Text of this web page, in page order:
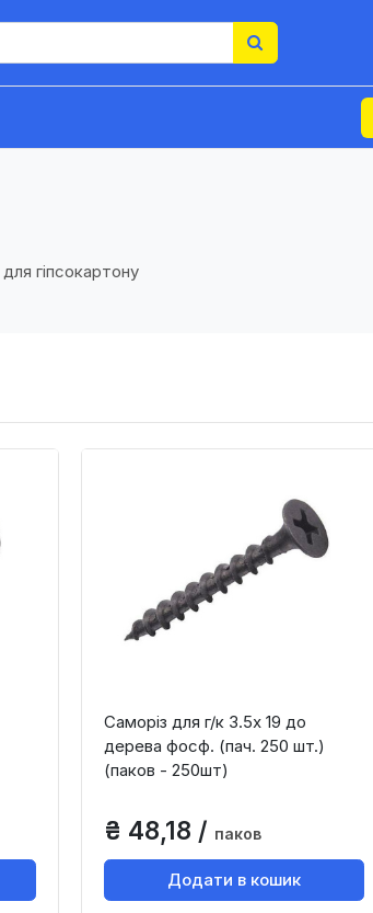
гіпсокартону
Саморіз для г/к 3.5х 19 до
дерева фосф. (пач. 250 шт.)
(паков - 250шт)
₴ 48,18 / паков
Додати в кошик